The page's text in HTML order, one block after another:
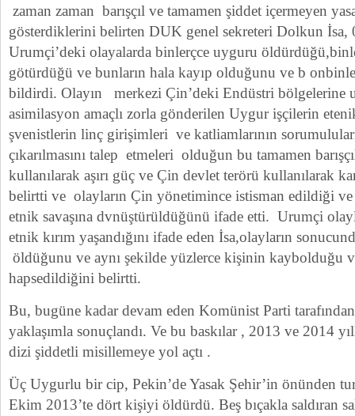
zaman zaman barışçıl ve tamamen şiddet içermeyen
gösterdiklerini belirten DUK genel sekreteri Dolkun İsa,
Urumçi’deki olayalarda binlerçce uyguru
götürdüğü ve bunların hala kayıp olduğunu ve b
bildirdi. Olayın merkezi Çin’deki Endüstri bölgelerine
asimilasyon amaçlı zorla gönderilen Uygur işçilerin
şvenistlerin linç girişimleri ve katliamlarının
çıkarılmasını talep etmeleri olduğun bu tamamen
kullanılarak aşırı güç ve Çin devlet terörü kullanılarak
belirtti ve olayların Çin yönetimince istisman edildiği
etnik savaşına dvnüştürüldüğünü ifade etti. Urumçi
etnik kırım yaşandığını ifade eden İsa,olayların
öldüğunu ve aynı şekilde yüzlerce kişinin kaybolduğu
hapsedildiğini belirtti.
Bu, bugüne kadar devam eden Komünist Parti
yaklaşımla sonuçlandı. Ve bu baskılar , 2013 ve 2014
dizi şiddetli misillemeye yol açtı .
Üç Uygurlu bir cip, Pekin’de Yasak Şehir’in önünden
Ekim 2013’te dört kişiyi öldürdü. Beş bıçakla saldıran